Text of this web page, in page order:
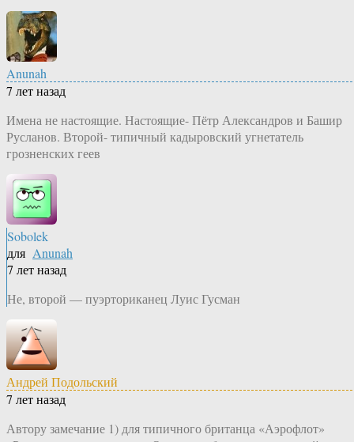
Anunah
7 лет назад
Имена не настоящие. Настоящие- Пётр Александров и Башир
Русланов. Второй- типичный кадыровский угнетатель
грозненских геев
Sobolek
для Anunah
7 лет назад
Не, второй — пуэрториканец Луис Гусман
Андрей Подольский
7 лет назад
Автору замечание 1) для типичного британца «Аэрофлот»